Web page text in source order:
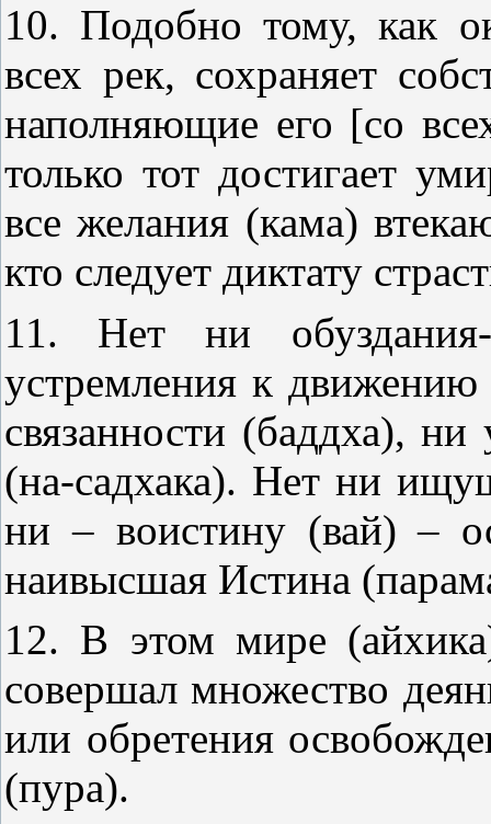
10. Подобно тому, как
всех рек, сохраняет
наполняющие его [со
только тот достигает
все желания (кама)
кто следует диктату
11. Нет ни обуздания-
устремления к движению
связанности (баддха), ни
(на-садхака). Нет ни
ни – воистину (вай) –
наивысшая Истина
12. В этом мире
совершал множество
или обретения
(пура).